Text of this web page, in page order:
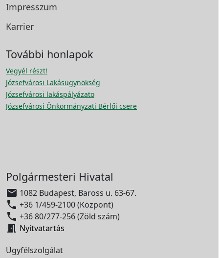
Impresszum
Karrier
További honlapok
Vegyél részt!
Józsefvárosi Lakásügynökség
Józsefvárosi lakáspályázato
Józsefvárosi Önkormányzati Bérlői csere
Polgármesteri Hivatal
 1082 Budapest, Baross u. 63-67.
 +36 1/459-2100 (Központ)
 +36 80/277-256 (Zöld szám)
 Nyitvatartás
Ügyfélszolgálat